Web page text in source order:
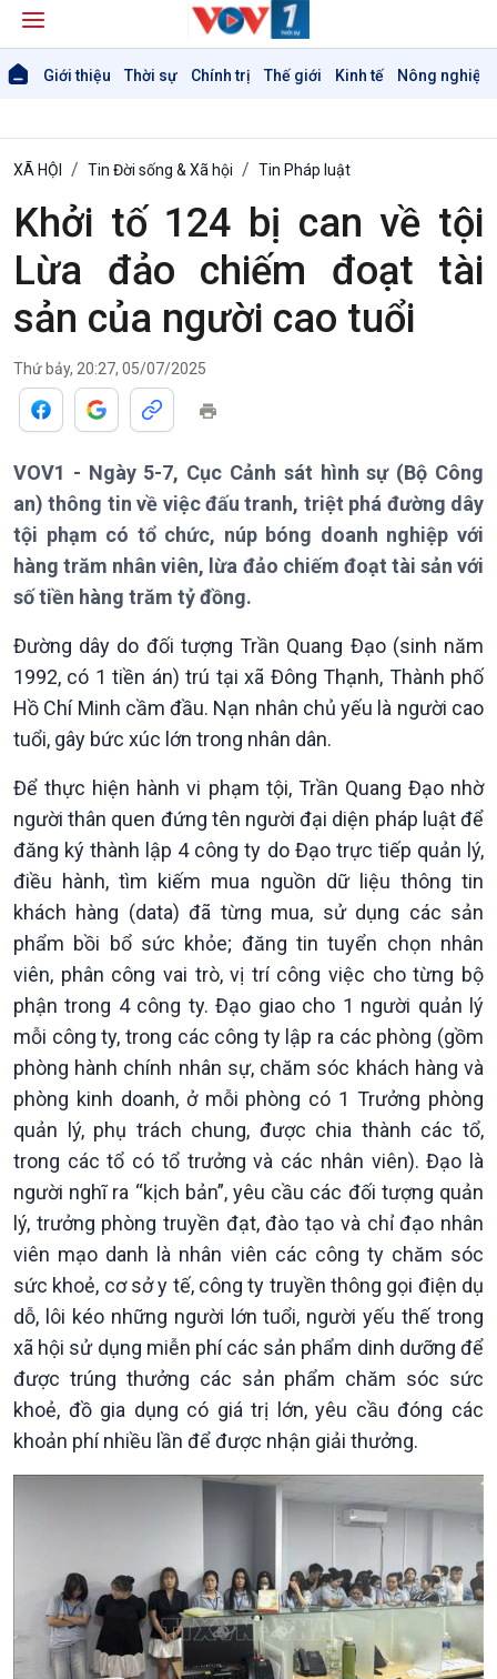
Giới thiệu Thời sự Chính trị Thế giới Kinh tế Nông nghiệp
Giới thiệu
Thời sự
Thời sự 6h
Thời sự 21h30
Bản tin
Chuyên mục
Theo dòng Thời sự
Tin Chính trị
Chính phủ với người dân
Quốc hội với cử tri
Xây dựng đảng
Đảng trong cuộc sống
Nhận diện sự thật
Pháp luật và đời sống
Thế giới
Vấn đề quốc tế
Hồ sơ sự kiện quốc tế
Thế giới & Việt Nam
Biên cương - Một dải vững
bền
Kinh tế
Tin Kinh tế
Trước giờ mở cửa
Dòng chảy Kinh tế
Nông nghiệp & Biển đảo
Tin Nông nghiệp & Biển
đảo
Mùa vàng
XÃ HỘI Tin Đời sống & Xã hội Tin Pháp luật
Khởi tố 124 bị can về tội
Lừa đảo chiếm đoạt tài
sản của người cao tuổi
Thứ bảy, 20:27, 05/07/2025
VOV1 - Ngày 5-7, Cục Cảnh sát hình sự (Bộ Công
an) thông tin về việc đấu tranh, triệt phá đường dây
tội phạm có tổ chức, núp bóng doanh nghiệp với
hàng trăm nhân viên, lừa đảo chiếm đoạt tài sản với
số tiền hàng trăm tỷ đồng.
Đường dây do đối tượng Trần Quang Đạo (sinh năm
1992, có 1 tiền án) trú tại xã Đông Thạnh, Thành phố
Hồ Chí Minh cầm đầu. Nạn nhân chủ yếu là người cao
tuổi, gây bức xúc lớn trong nhân dân.
Để thực hiện hành vi phạm tội, Trần Quang Đạo nhờ
người thân quen đứng tên người đại diện pháp luật để
đăng ký thành lập 4 công ty do Đạo trực tiếp quản lý,
điều hành, tìm kiếm mua nguồn dữ liệu thông tin
khách hàng (data) đã từng mua, sử dụng các sản
phẩm bồi bổ sức khỏe; đăng tin tuyển chọn nhân
viên, phân công vai trò, vị trí công việc cho từng bộ
phận trong 4 công ty. Đạo giao cho 1 người quản lý
mỗi công ty, trong các công ty lập ra các phòng (gồm
phòng hành chính nhân sự, chăm sóc khách hàng và
phòng kinh doanh, ở mỗi phòng có 1 Trưởng phòng
quản lý, phụ trách chung, được chia thành các tổ,
trong các tổ có tổ trưởng và các nhân viên). Đạo là
người nghĩ ra “kịch bản”, yêu cầu các đối tượng quản
lý, trưởng phòng truyền đạt, đào tạo và chỉ đạo nhân
viên mạo danh là nhân viên các công ty chăm sóc
sức khoẻ, cơ sở y tế, công ty truyền thông gọi điện dụ
dỗ, lôi kéo những người lớn tuổi, người yếu thế trong
xã hội sử dụng miễn phí các sản phẩm dinh dưỡng để
được trúng thưởng các sản phẩm chăm sóc sức
khoẻ, đồ gia dụng có giá trị lớn, yêu cầu đóng các
khoản phí nhiều lần để được nhận giải thưởng.